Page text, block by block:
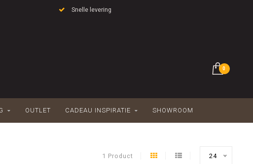
Snelle levering
0
OUTLET CADEAU INSPIRATIE SHOWROOM
1 Product 24